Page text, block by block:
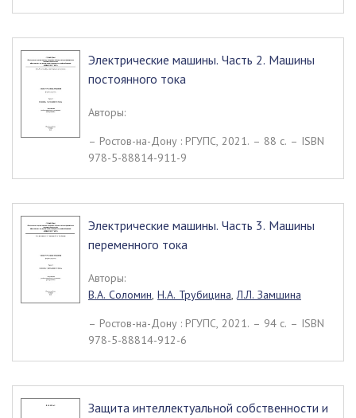
Электрические машины. Часть 2. Машины
постоянного тока
Авторы:
– Ростов-на-Дону : РГУПС, 2021. – 88 c. – ISBN
978-5-88814-911-9
Электрические машины. Часть 3. Машины
переменного тока
Авторы:
В.А. Соломин, Н.А. Трубицина,Л.Л. Замшина
– Ростов-на-Дону : РГУПС, 2021. – 94 c. – ISBN
978-5-88814-912-6
Защита интеллектуальной собственности и